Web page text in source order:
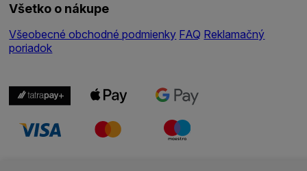
Všetko o nákupe
Všeobecné obchodné podmienky FAQ Reklamačný
poriadok